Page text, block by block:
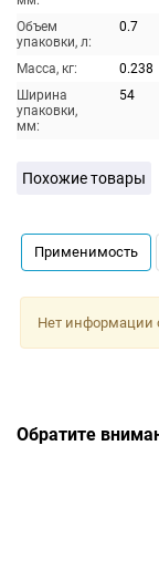
Объем
упаковки, л:
0.7
Масса, кг:
0.238
Ширина
упаковки,
мм:
54
Похожие товары
Применимость
Нет информации
Обратите